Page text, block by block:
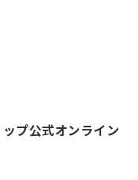
プ公式オンライン